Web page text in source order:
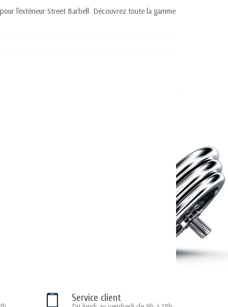
l'extérieur Street Barbell. Découvrez toute la gamme
Service client